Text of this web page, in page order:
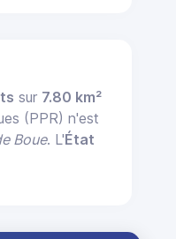
sur 7.80 km²
(PPR) n'est
Boue. L'État